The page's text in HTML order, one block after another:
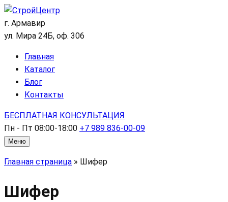
г. Армавир
ул. Мира 24Б, оф. 306
Главная
Каталог
Блог
Контакты
БЕСПЛАТНАЯ КОНСУЛЬТАЦИЯ
Пн - Пт 08:00-18:00 +7 989 836-00-09
Меню
Главная страница » Шифер
Шифер